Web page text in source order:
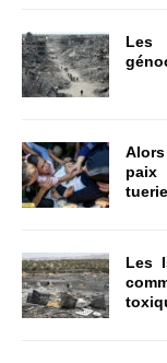
Les
paix
Les